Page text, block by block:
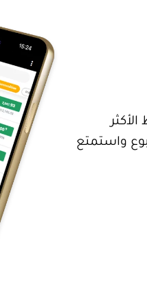
لمدة اسبوع واستمتع